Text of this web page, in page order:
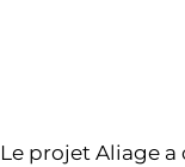
Le projet Aliage a